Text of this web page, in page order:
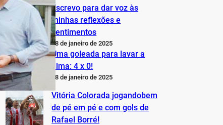
Escrevo para dar voz às
minhas reflexões e
sentimentos
28 de janeiro de 2025
Uma goleada para lavar a
alma: 4 x 0!
28 de janeiro de 2025
Vitória Colorada jogandobem
de pé em pé e com gols de
Rafael Borré!